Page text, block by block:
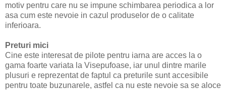
motiv pentru care nu se impune schimbarea periodica a lor
asa cum este nevoie in cazul produselor de o calitate
inferioara.
Preturi mici
Cine este interesat de pilote pentru iarna are acces la o
gama foarte variata la Visepufoase, iar unul dintre marile
plusuri e reprezentat de faptul ca preturile sunt accesibile
pentru toate buzunarele, astfel ca nu este nevoie sa se aloce